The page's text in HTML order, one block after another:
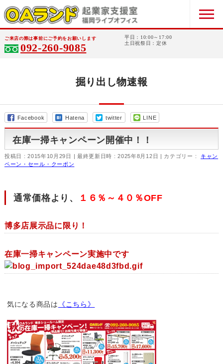
ご来店の際は事前にご予約をお願いします
092-260-9085
平日：10:00～17:00
土日祝祭日：定休
掘り出し物速報
Facebook Hatena twitter LINE
在庫一掃キャンペーン開催中！！
投稿日 : 2015年10月29日 最終更新日時 : 2025年8月12日 カテゴリー :
キャン
ペーン・セール・クーポン
通常価格より、 １６％～４０％OFF
博多店展示品に限り！
在庫一掃キャンペーン実施中です
気になる商品は 《こちら》